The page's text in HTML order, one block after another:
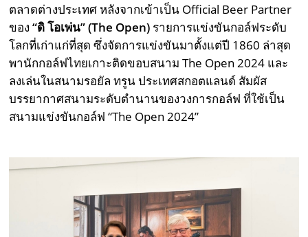
ตลาดต่างประเทศ หลังจากเข้าเป็น Official Beer Partner
ของ “ดิ โอเพ่น” (The Open) รายการแข่งขันกอล์ฟระดับ
โลกที่เก่าแก่ที่สุด ซึ่งจัดการแข่งขันมาตั้งแต่ปี 1860 ล่าสุด
พานักกอล์ฟไทยเกาะติดขอบสนาม The Open 2024 และ
ลงเล่นในสนามรอยัล ทรูน ประเทศสกอตแลนด์ สัมผัส
บรรยากาศสนามระดับตำนานของวงการกอล์ฟ ที่ใช้เป็น
สนามแข่งขันกอล์ฟ “The Open 2024”